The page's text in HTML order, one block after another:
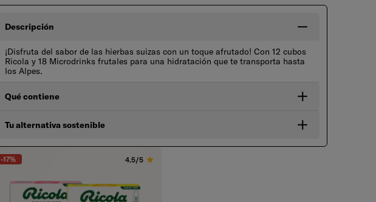
Descripción
¡Disfruta del sabor de las hierbas suizas con un toque afrutado! Con 12 cubos
Ricola y 18 Microdrinks frutales para una hidratación que te transporta hasta
los Alpes.
Qué contiene
Tu alternativa sostenible
-17% 4.5/5